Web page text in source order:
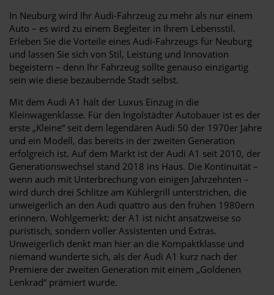
In Neuburg wird Ihr Audi-Fahrzeug zu mehr als nur einem
Auto – es wird zu einem Begleiter in Ihrem Lebensstil.
Erleben Sie die Vorteile eines Audi-Fahrzeugs für Neuburg
und lassen Sie sich von Stil, Leistung und Innovation
begeistern – denn Ihr Fahrzeug sollte genauso einzigartig
sein wie diese bezaubernde Stadt selbst.
Mit dem Audi A1 hält der Luxus Einzug in die
Kleinwagenklasse. Für den Ingolstädter Autobauer ist es der
erste „Kleine“ seit dem legendären Audi 50 der 1970er Jahre
und ein Modell, das bereits in der zweiten Generation
erfolgreich ist. Auf dem Markt ist der Audi A1 seit 2010, der
Generationswechsel stand 2018 ins Haus. Die Kontinuität –
wenn auch mit Unterbrechung von einigen Jahrzehnten –
wird durch drei Schlitze am Kühlergrill unterstrichen, die
unweigerlich an den Audi quattro aus den frühen 1980ern
erinnern. Wohlgemerkt: der A1 ist nicht ansatzweise so
puristisch, sondern voller Assistenten und Extras.
Unweigerlich denkt man hier an die Kompaktklasse und
niemand wunderte sich, als der Audi A1 kurz nach der
Premiere der zweiten Generation mit einem „Goldenen
Lenkrad“ prämiert wurde.